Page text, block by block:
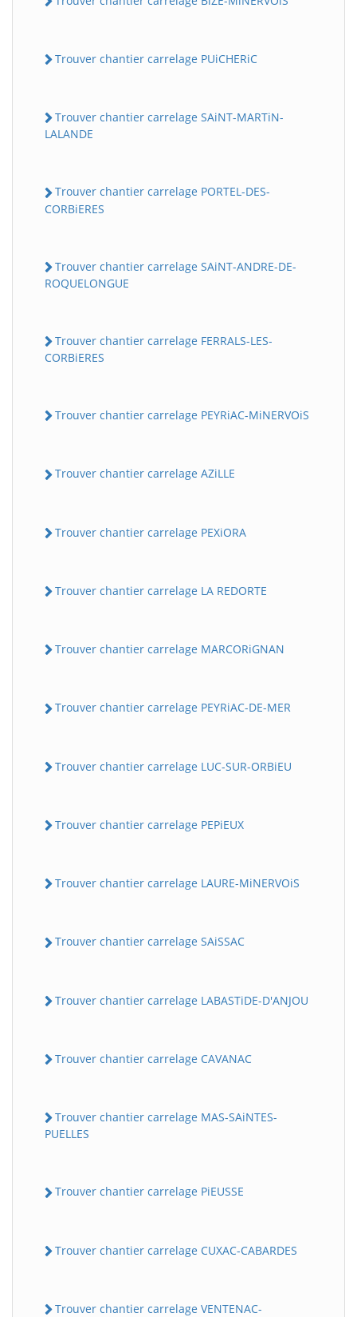
Trouver chantier carrelage PUiCHERiC
Trouver chantier carrelage SAiNT-MARTiN-
LALANDE
Trouver chantier carrelage PORTEL-DES-
CORBiERES
Trouver chantier carrelage SAiNT-ANDRE-DE-
ROQUELONGUE
Trouver chantier carrelage FERRALS-LES-
CORBiERES
Trouver chantier carrelage PEYRiAC-MiNERVOiS
Trouver chantier carrelage AZiLLE
Trouver chantier carrelage PEXiORA
Trouver chantier carrelage LA REDORTE
Trouver chantier carrelage MARCORiGNAN
Trouver chantier carrelage PEYRiAC-DE-MER
Trouver chantier carrelage LUC-SUR-ORBiEU
Trouver chantier carrelage PEPiEUX
Trouver chantier carrelage LAURE-MiNERVOiS
Trouver chantier carrelage SAiSSAC
Trouver chantier carrelage LABASTiDE-D'ANJOU
Trouver chantier carrelage CAVANAC
Trouver chantier carrelage MAS-SAiNTES-
PUELLES
Trouver chantier carrelage PiEUSSE
Trouver chantier carrelage CUXAC-CABARDES
Trouver chantier carrelage VENTENAC-